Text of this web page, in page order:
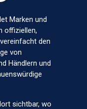
Marken und
offiziellen,
den
von
Händlern und
sichtbar, wo